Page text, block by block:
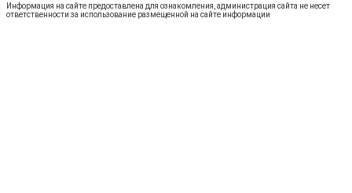
Информация на сайте предоставлена для ознакомления, администрация сайта не несет
ответственности за использование размещенной на сайте информации